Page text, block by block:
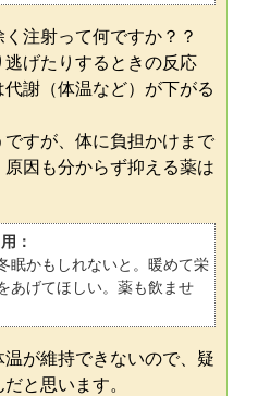
注射って何ですか？？
げたりするときの反応
謝（体温など）が下がる
すが、体に負担かけまで
因も分からず抑える薬は
：
眠かもしれないと。暖めて栄
あげてほしい。薬も飲ませ
が維持できないので、疑
と思います。